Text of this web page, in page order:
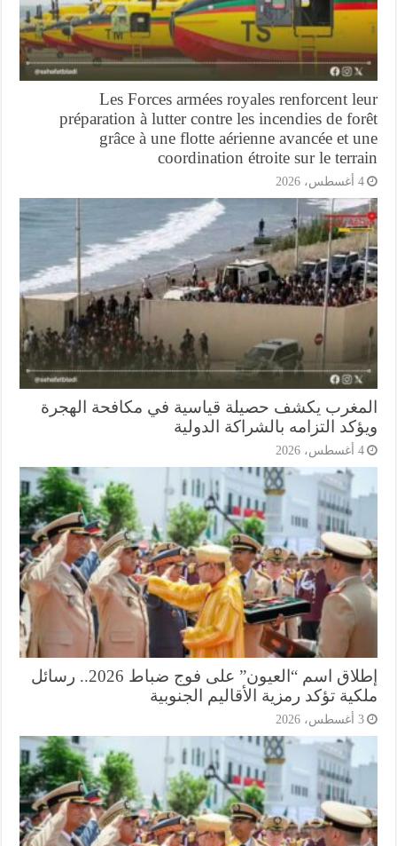
Les Forces armées royales renforcent
préparation à lutter contre les incendies de
grâce à une flotte aérienne avancée et
coordination étroite sur le
يكشف حصيلة قياسية في مكافحة الهجرة
التزامه بالشراكة الدولية
إطلاق اسم “العيون” على فوج ضباط 2026.. رسائل
تؤكد رمزية الأقاليم الجنوبية